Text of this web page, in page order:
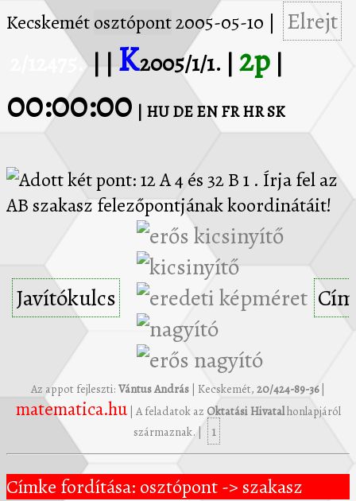
Kecskemétosztópont2005-05-10
Elrejt
2/12475.| | K2005/1/1. | 2p
00:00:00 | HUDEENFRHRSK
Javítókulcs
Az appot fejleszti: Vántus András | Kecskemét, 20/424-89-36|
matematica.hu| A feladatok az Oktatási Hivatalhonlapjáról
származnak. |
1
Címke fordítása: osztópont -> szakasz